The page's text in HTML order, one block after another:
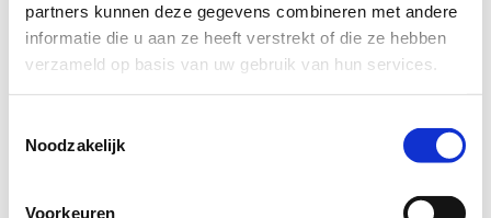
partners kunnen deze gegevens combineren met andere
informatie die u aan ze heeft verstrekt of die ze hebben
verzameld op basis van uw gebruik van hun services.
Noodzakelijk
Voorkeuren
✓ Kerntrekbeveiliging
✓ Inclusief sleutelpatent
€ 260,00
✓ Kerntrekbeveiliging
✓ Inclusief sleutelpatent